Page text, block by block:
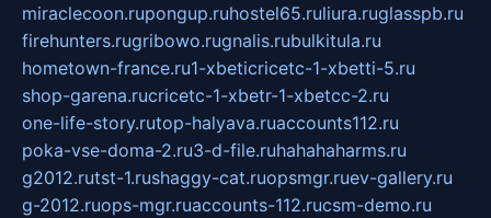
miraclecoon.rupongup.ruhostel65.ruliura.ruglasspb.ru
firehunters.rugribowo.rugnalis.rubulkitula.ru
hometown-france.ru1-xbeticricetc-1-xbetti-5.ru
shop-garena.rucricetc-1-xbetr-1-xbetcc-2.ru
one-life-story.rutop-halyava.ruaccounts112.ru
poka-vse-doma-2.ru3-d-file.ruhahahaharms.ru
g2012.rutst-1.rushaggy-cat.ruopsmgr.ruev-gallery.ru
g-2012.ruops-mgr.ruaccounts-112.rucsm-demo.ru